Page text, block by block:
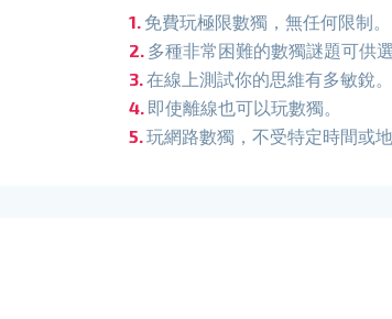
免費玩極限數獨，無任何限制。
多種非常困難的數獨謎題可供選
在線上測試你的思維有多敏銳。
即使離線也可以玩數獨。
玩網路數獨，不受特定時間或地